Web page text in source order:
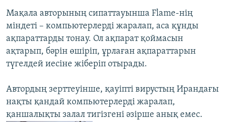
Мақала авторының сипаттауынша Flame-нің
міндеті – компьютерлерді жаралап, аса құнды
ақпараттарды тонау. Ол ақпарат қоймасын
ақтарып, бәрін өшіріп, ұрлаған ақпараттарын
түгелдей иесіне жіберіп отырады.
Автордың зерттеуінше, қауіпті вирустың Ирандағы
нақты қандай компьютерлерді жаралап,
қаншалықты залал тигізгені әзірше анық емес.